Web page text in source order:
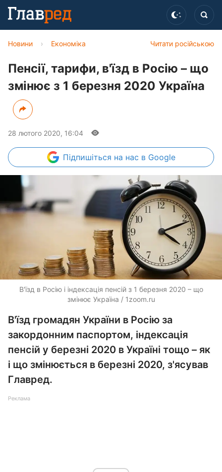
Читати російською
Новини › Економіка
Пенсії, тарифи, в'їзд в Росію – що
змінює з 1 березня 2020 Україна
28 лютого 2020, 16:04
Підпишіться на нас в Google
В'їзд в Росію і індексація пенсій з 1 березня 2020 – що
змінює Україна / 1zoom.ru
В'їзд громадян України в Росію за
закордонним паспортом, індексація
пенсій у березні 2020 в Україні тощо – як
і що змінюється в березні 2020, з'ясував
Главред.
Реклама